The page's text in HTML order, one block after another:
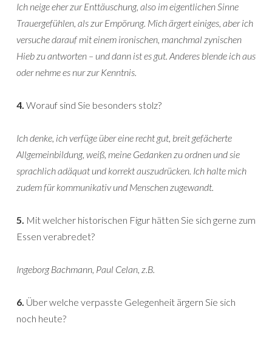
Ich neige eher zur Enttäuschung, also im eigentlichen Sinne
Trauergefühlen, als zur Empörung. Mich ärgert einiges, aber ich
versuche darauf mit einem ironischen, manchmal zynischen
Hieb zu antworten – und dann ist es gut. Anderes blende ich aus
oder nehme es nur zur Kenntnis.
4. Worauf sind Sie besonders stolz?
Ich denke, ich verfüge über eine recht gut, breit gefächerte
Allgemeinbildung, weiß, meine Gedanken zu ordnen und sie
sprachlich adäquat und korrekt auszudrücken. Ich halte mich
zudem für kommunikativ und Menschen zugewandt.
5. Mit welcher historischen Figur hätten Sie sich gerne zum
Essen verabredet?
Ingeborg Bachmann, Paul Celan, z.B.
6. Über welche verpasste Gelegenheit ärgern Sie sich
noch heute?